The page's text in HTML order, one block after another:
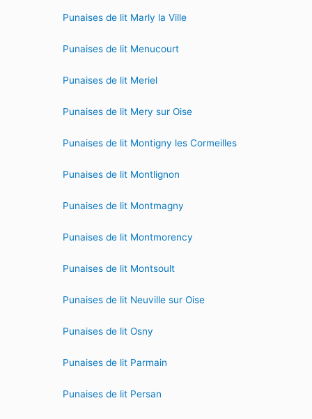
Punaises de lit Marly la Ville
Punaises de lit Menucourt
Punaises de lit Meriel
Punaises de lit Mery sur Oise
Punaises de lit Montigny les Cormeilles
Punaises de lit Montlignon
Punaises de lit Montmagny
Punaises de lit Montmorency
Punaises de lit Montsoult
Punaises de lit Neuville sur Oise
Punaises de lit Osny
Punaises de lit Parmain
Punaises de lit Persan